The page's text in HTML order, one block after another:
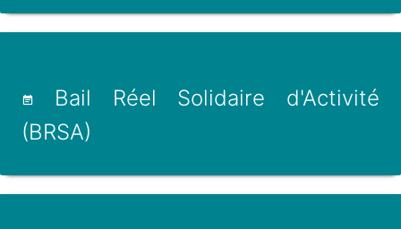
Bail Réel Solidaire d'Activité
(BRSA)